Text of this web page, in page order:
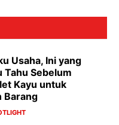
Usaha, Ini yang
Tahu Sebelum
Kayu untuk
Barang